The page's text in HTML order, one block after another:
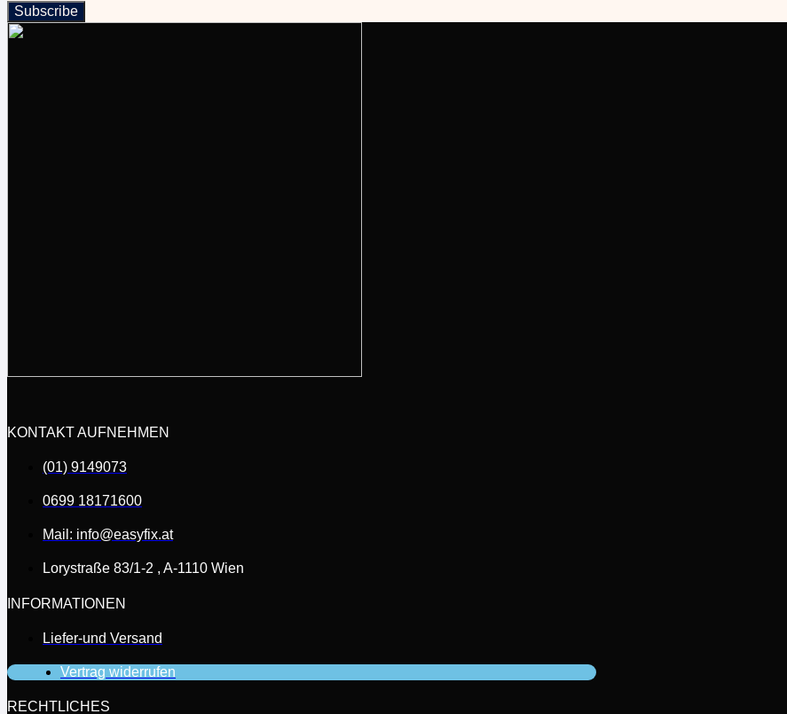
Subscribe
KONTAKT AUFNEHMEN
(01) 9149073
0699 18171600
Mail: info@easyfix.at
Lorystraße 83/1-2 , A-1110 Wien
INFORMATIONEN
Liefer-und Versand
Vertrag widerrufen
RECHTLICHES